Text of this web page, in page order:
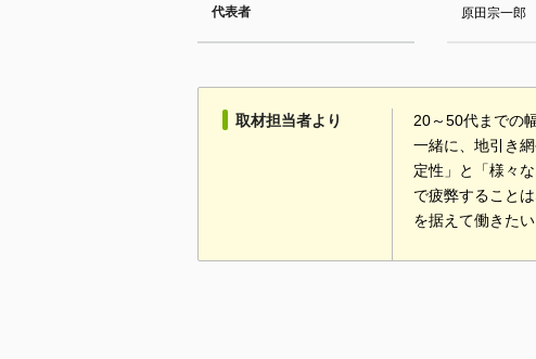
代表者 原田宗一郎
取材担当者より
20～50代までの
一緒に、地引き
定性」と「様々
で疲弊すること
を据えて働きた